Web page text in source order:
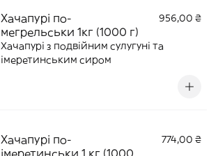
Хачапурі по-
мегрельськи 1кг (1000 г)
956,00 ₴
Хачапурі з подвійним сулугуні та
імеретинським сиром
Хачапурі по-
імеретинськи 1 кг (1000
774,00 ₴